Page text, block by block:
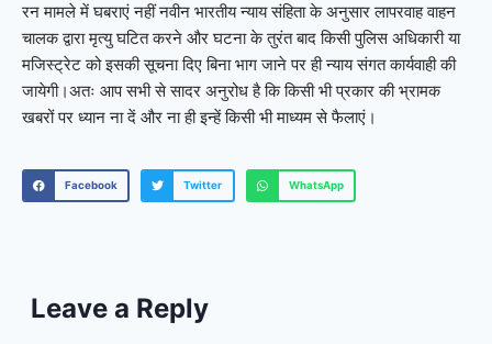
रन मामले में घबराएं नहीं नवीन भारतीय न्याय संहिता के अनुसार लापरवाह वाहन
चालक द्वारा मृत्यु घटित करने और घटना के तुरंत बाद किसी पुलिस अधिकारी या
मजिस्ट्रेट को इसकी सूचना दिए बिना भाग जाने पर ही न्याय संगत कार्यवाही की
जायेगी।अतः आप सभी से सादर अनुरोध है कि किसी भी प्रकार की भ्रामक
खबरों पर ध्यान ना दें और ना ही इन्हें किसी भी माध्यम से फैलाएं।
Facebook Twitter WhatsApp
Leave a Reply